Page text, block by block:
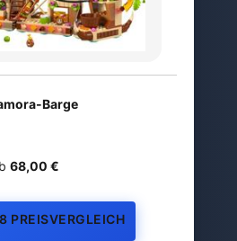
Barge
68,00 €
PREISVERGLEICH